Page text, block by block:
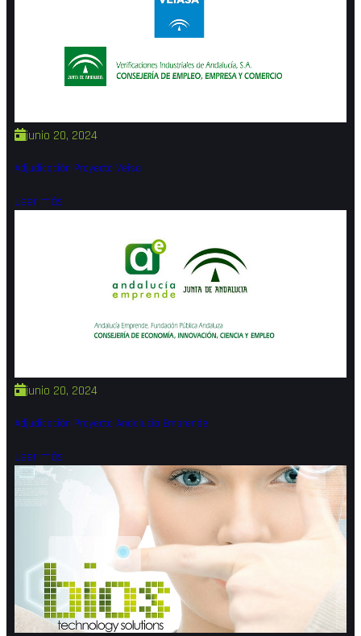
junio 20, 2024
Adjudicación Proyecto Veisa
Leer más
junio 20, 2024
Adjudicación Proyecto Andalucia Emprende
Leer más